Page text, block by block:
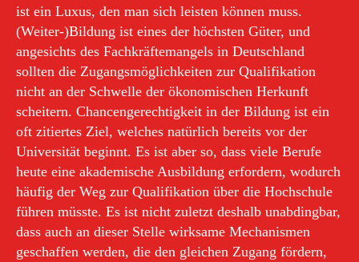
ist ein Luxus, den man sich leisten können muss.
(Weiter-)Bildung ist eines der höchsten Güter, und
angesichts des Fachkräftemangels in Deutschland
sollten die Zugangsmöglichkeiten zur Qualifikation
nicht an der Schwelle der ökonomischen Herkunft
scheitern. Chancengerechtigkeit in der Bildung ist ein
oft zitiertes Ziel, welches natürlich bereits vor der
Universität beginnt. Es ist aber so, dass viele Berufe
heute eine akademische Ausbildung erfordern, wodurch
häufig der Weg zur Qualifikation über die Hochschule
führen müsste. Es ist nicht zuletzt deshalb unabdingbar,
dass auch an dieser Stelle wirksame Mechanismen
geschaffen werden, die den gleichen Zugang fördern,